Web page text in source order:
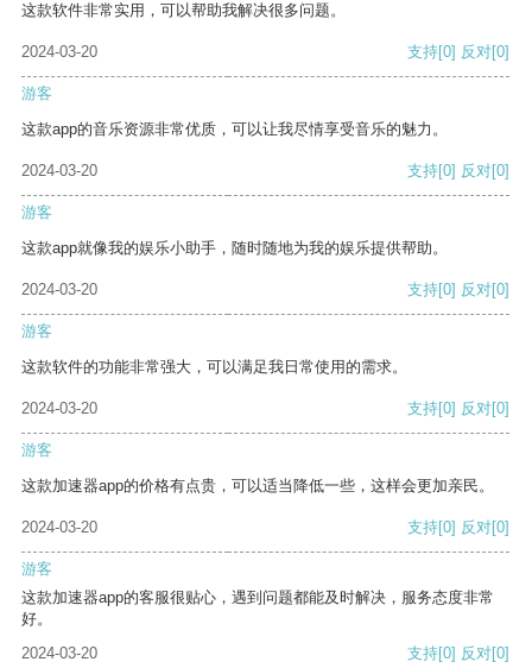
这款软件非常实用，可以帮助我解决很多问题。
2024-03-20 支持[0] 反对[0]
游客
这款app的音乐资源非常优质，可以让我尽情享受音乐的魅力。
2024-03-20 支持[0] 反对[0]
游客
这款app就像我的娱乐小助手，随时随地为我的娱乐提供帮助。
2024-03-20 支持[0] 反对[0]
游客
这款软件的功能非常强大，可以满足我日常使用的需求。
2024-03-20 支持[0] 反对[0]
游客
这款加速器app的价格有点贵，可以适当降低一些，这样会更加亲民。
2024-03-20 支持[0] 反对[0]
游客
这款加速器app的客服很贴心，遇到问题都能及时解决，服务态度非常
好。
2024-03-20
支持[0] 反对[0]